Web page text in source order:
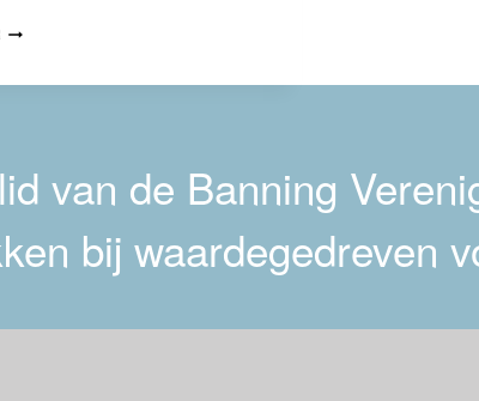
UITNODIGING
IN
HANDEN
NEMEN
van de Banning
bij waardegedreven